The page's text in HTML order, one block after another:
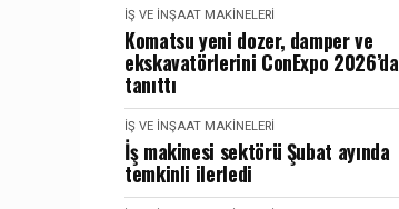
İŞ VE İNŞAAT MAKINELERI
Komatsu yeni dozer, damper ve
ekskavatörlerini ConExpo 2026’da
tanıttı
İŞ VE İNŞAAT MAKINELERI
İş makinesi sektörü Şubat ayında
temkinli ilerledi